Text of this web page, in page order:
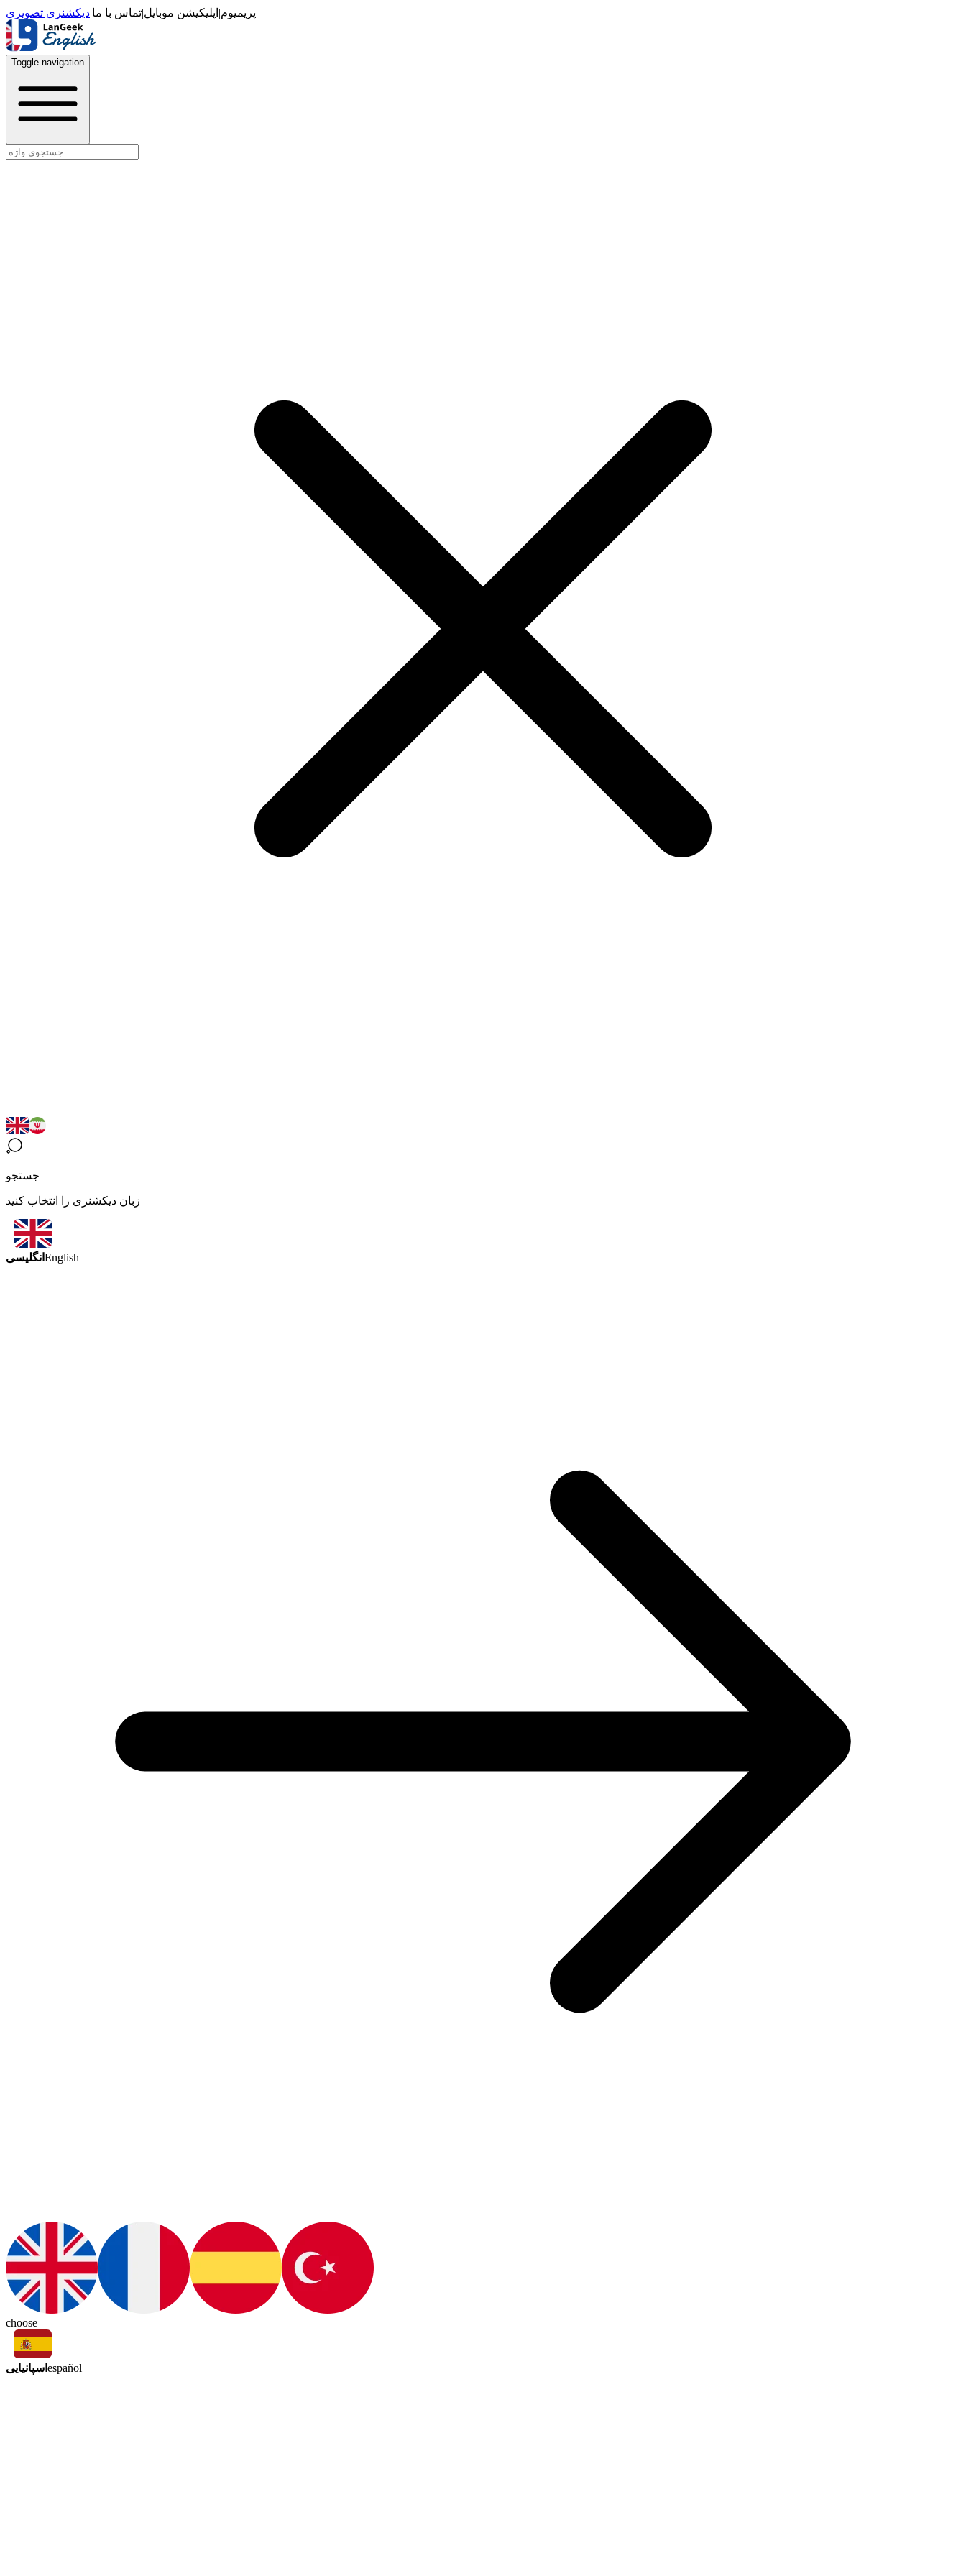
پریمیوم| اپلیکیشن موبایل|تماس با ما|دیکشنری تصویری
Toggle navigation
جستجو
زبان دیکشنری را انتخاب کنید
انگلیسی English
choose
اسپانیایی español